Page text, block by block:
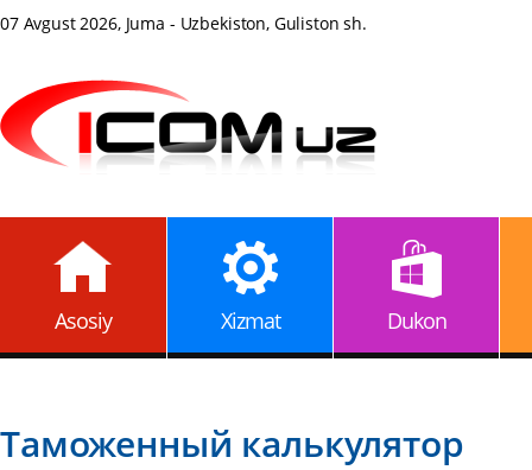
07 Avgust 2026, Juma - Uzbekiston, Guliston sh.
Asosiy Xizmat Dukon
Таможенный калькулятор